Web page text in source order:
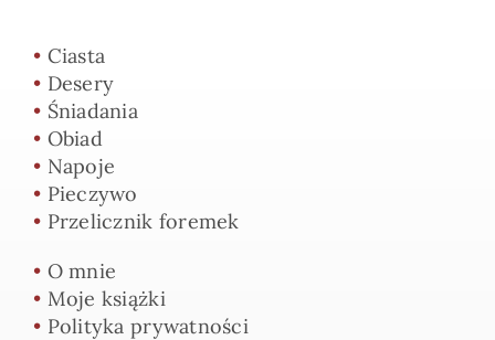
• Ciasta
• Desery
• Śniadania
• Obiad
• Napoje
• Pieczywo
• Przelicznik foremek
• O mnie
• Moje książki
• Polityka prywatności